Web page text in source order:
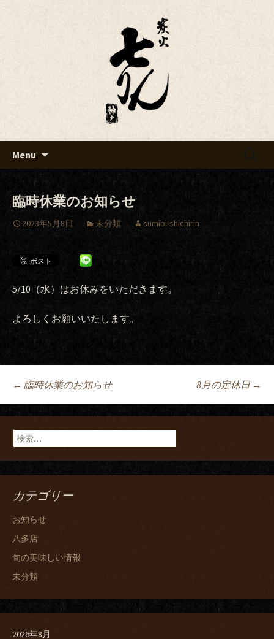
七りんブログ
Menu
臨時休業のお知らせ
2023年5月8日 未分類 sumibi-shichirin
5/10（水）はお休みをいただきます。
よろしくお願いいたします。
Post
navigation
← 臨時休業のお知らせ 8月の定休日 →
検
索:
カテゴリー
お知らせ
八多店
旬の美味しい情報
未分類
2026年8月